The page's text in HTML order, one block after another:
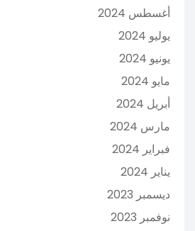
أغسطس 2024
يوليو 2024
يونيو 2024
مايو 2024
أبريل 2024
مارس 2024
فبراير 2024
يناير 2024
ديسمبر 2023
نوفمبر 2023